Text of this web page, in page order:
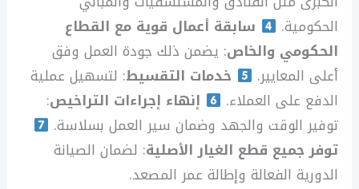
الحكومية.
سابقة أعمال قوية مع القطاع
الحكومي والخاص: يضمن ذلك جودة العمل وفق
أعلى المعايير.
خدمات التقسيط: لتسهيل عملية
الدفع على العملاء.
إنهاء إجراءات التراخيص:
توفير الوقت والجهد وضمان سير العمل بسلاسة.
توفر جميع قطع الغيار الأصلية: لضمان الصيانة
الدورية الفعالة وإطالة عمر المصعد.